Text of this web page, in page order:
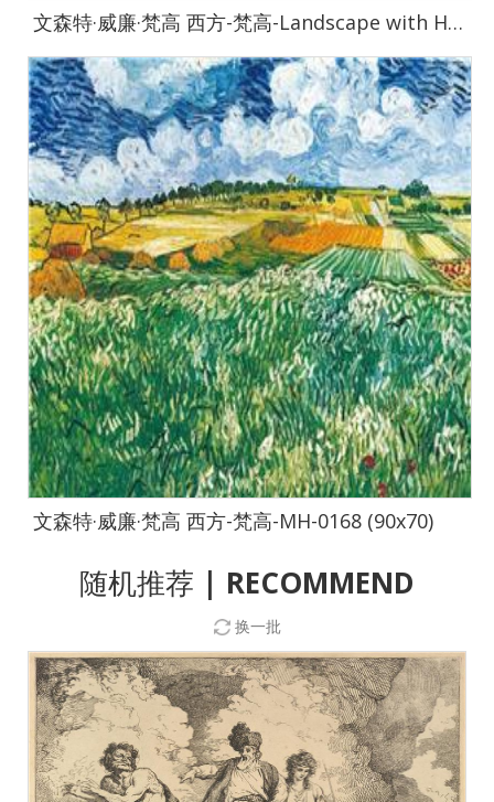
文森特·威廉·梵高 西方-梵高-Landscape with House and Ploughman
文森特·威廉·梵高 西方-梵高-MH-0168 (90x70)
随机推荐 | RECOMMEND
换一批